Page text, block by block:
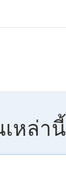
หล่านี้